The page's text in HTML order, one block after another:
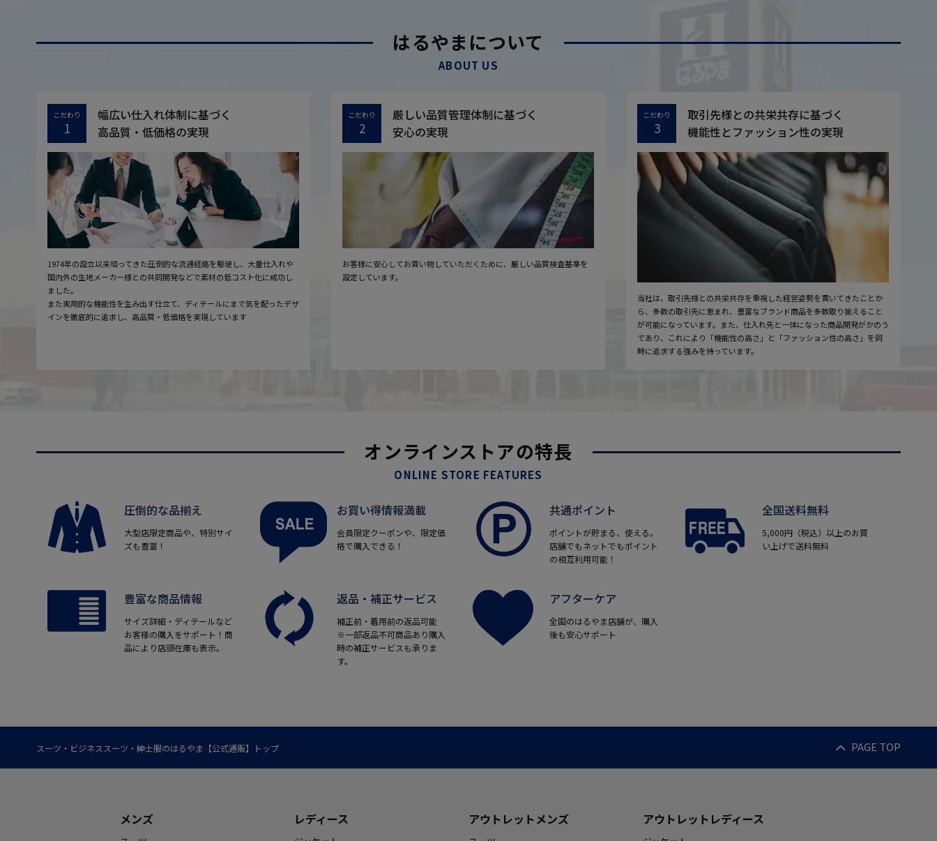
はるやまについて
ABOUT US
こだわり
1
幅広い仕入れ体制に基づく
高品質・低価格の実現
1974年の設立以来培ってきた圧倒的な流通経路を駆使し、大量仕入れや
国内外の生地メーカー様との共同開発などで素材の低コスト化に成功し
ました。
また実用的な機能性を生み出す仕立て、ディテールにまで気を配ったデザ
インを徹底的に追求し、高品質・低価格を実現しています
こだわり
2
厳しい品質管理体制に基づく
安心の実現
お客様に安心してお買い物していただくために、厳しい品質検査基準を
設定しています。
こだわり
3
取引先様との共栄共存に基づく
機能性とファッション性の実現
当社は、取引先様との共栄共存を重視した経営姿勢を貫いてきたことか
ら、多数の取引先に恵まれ、豊富なブランド商品を多数取り揃えること
が可能になっています。また、仕入れ先と一体になった商品開発がかのう
であり、これにより「機能性の高さ」と「ファッション性の高さ」を同
時に追求する強みを持っています。
オンラインストアの特長
ONLINE STORE FEATURES
圧倒的な品揃え
大型店限定商品や、特別サイ
ズも豊富！
お買い得情報満載
会員限定クーポンや、限定価
格で購入できる！
共通ポイント
ポイントが貯まる、使える。
店舗でもネットでもポイント
の相互利用可能！
全国送料無料
5,000円（税込）以上のお買
い上げで送料無料
豊富な商品情報
サイズ詳細・ディテールなど
お客様の購入をサポート！商
品により店頭在庫も表示。
返品・補正サービス
補正前・着用前の返品可能
※一部返品不可商品あり購入
時の補正サービスも承りま
す。
アフターケア
全国のはるやま店舗が、購入
後も安心サポート
スーツ・ビジネススーツ・紳士服のはるやま【公式通販】トップ PAGE TOP
メンズ レディース アウトレットメンズ アウトレットレディース